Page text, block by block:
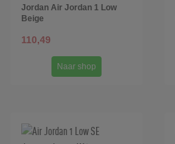
Jordan Air Jordan 1 Low
Beige
110,49
Naar shop